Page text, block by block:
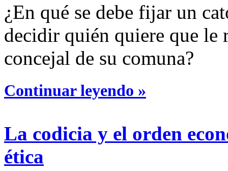
¿En qué se debe fijar un
decidir quién quiere que le
concejal de su comuna?
Continuar leyendo »
La codicia y el orden
ética